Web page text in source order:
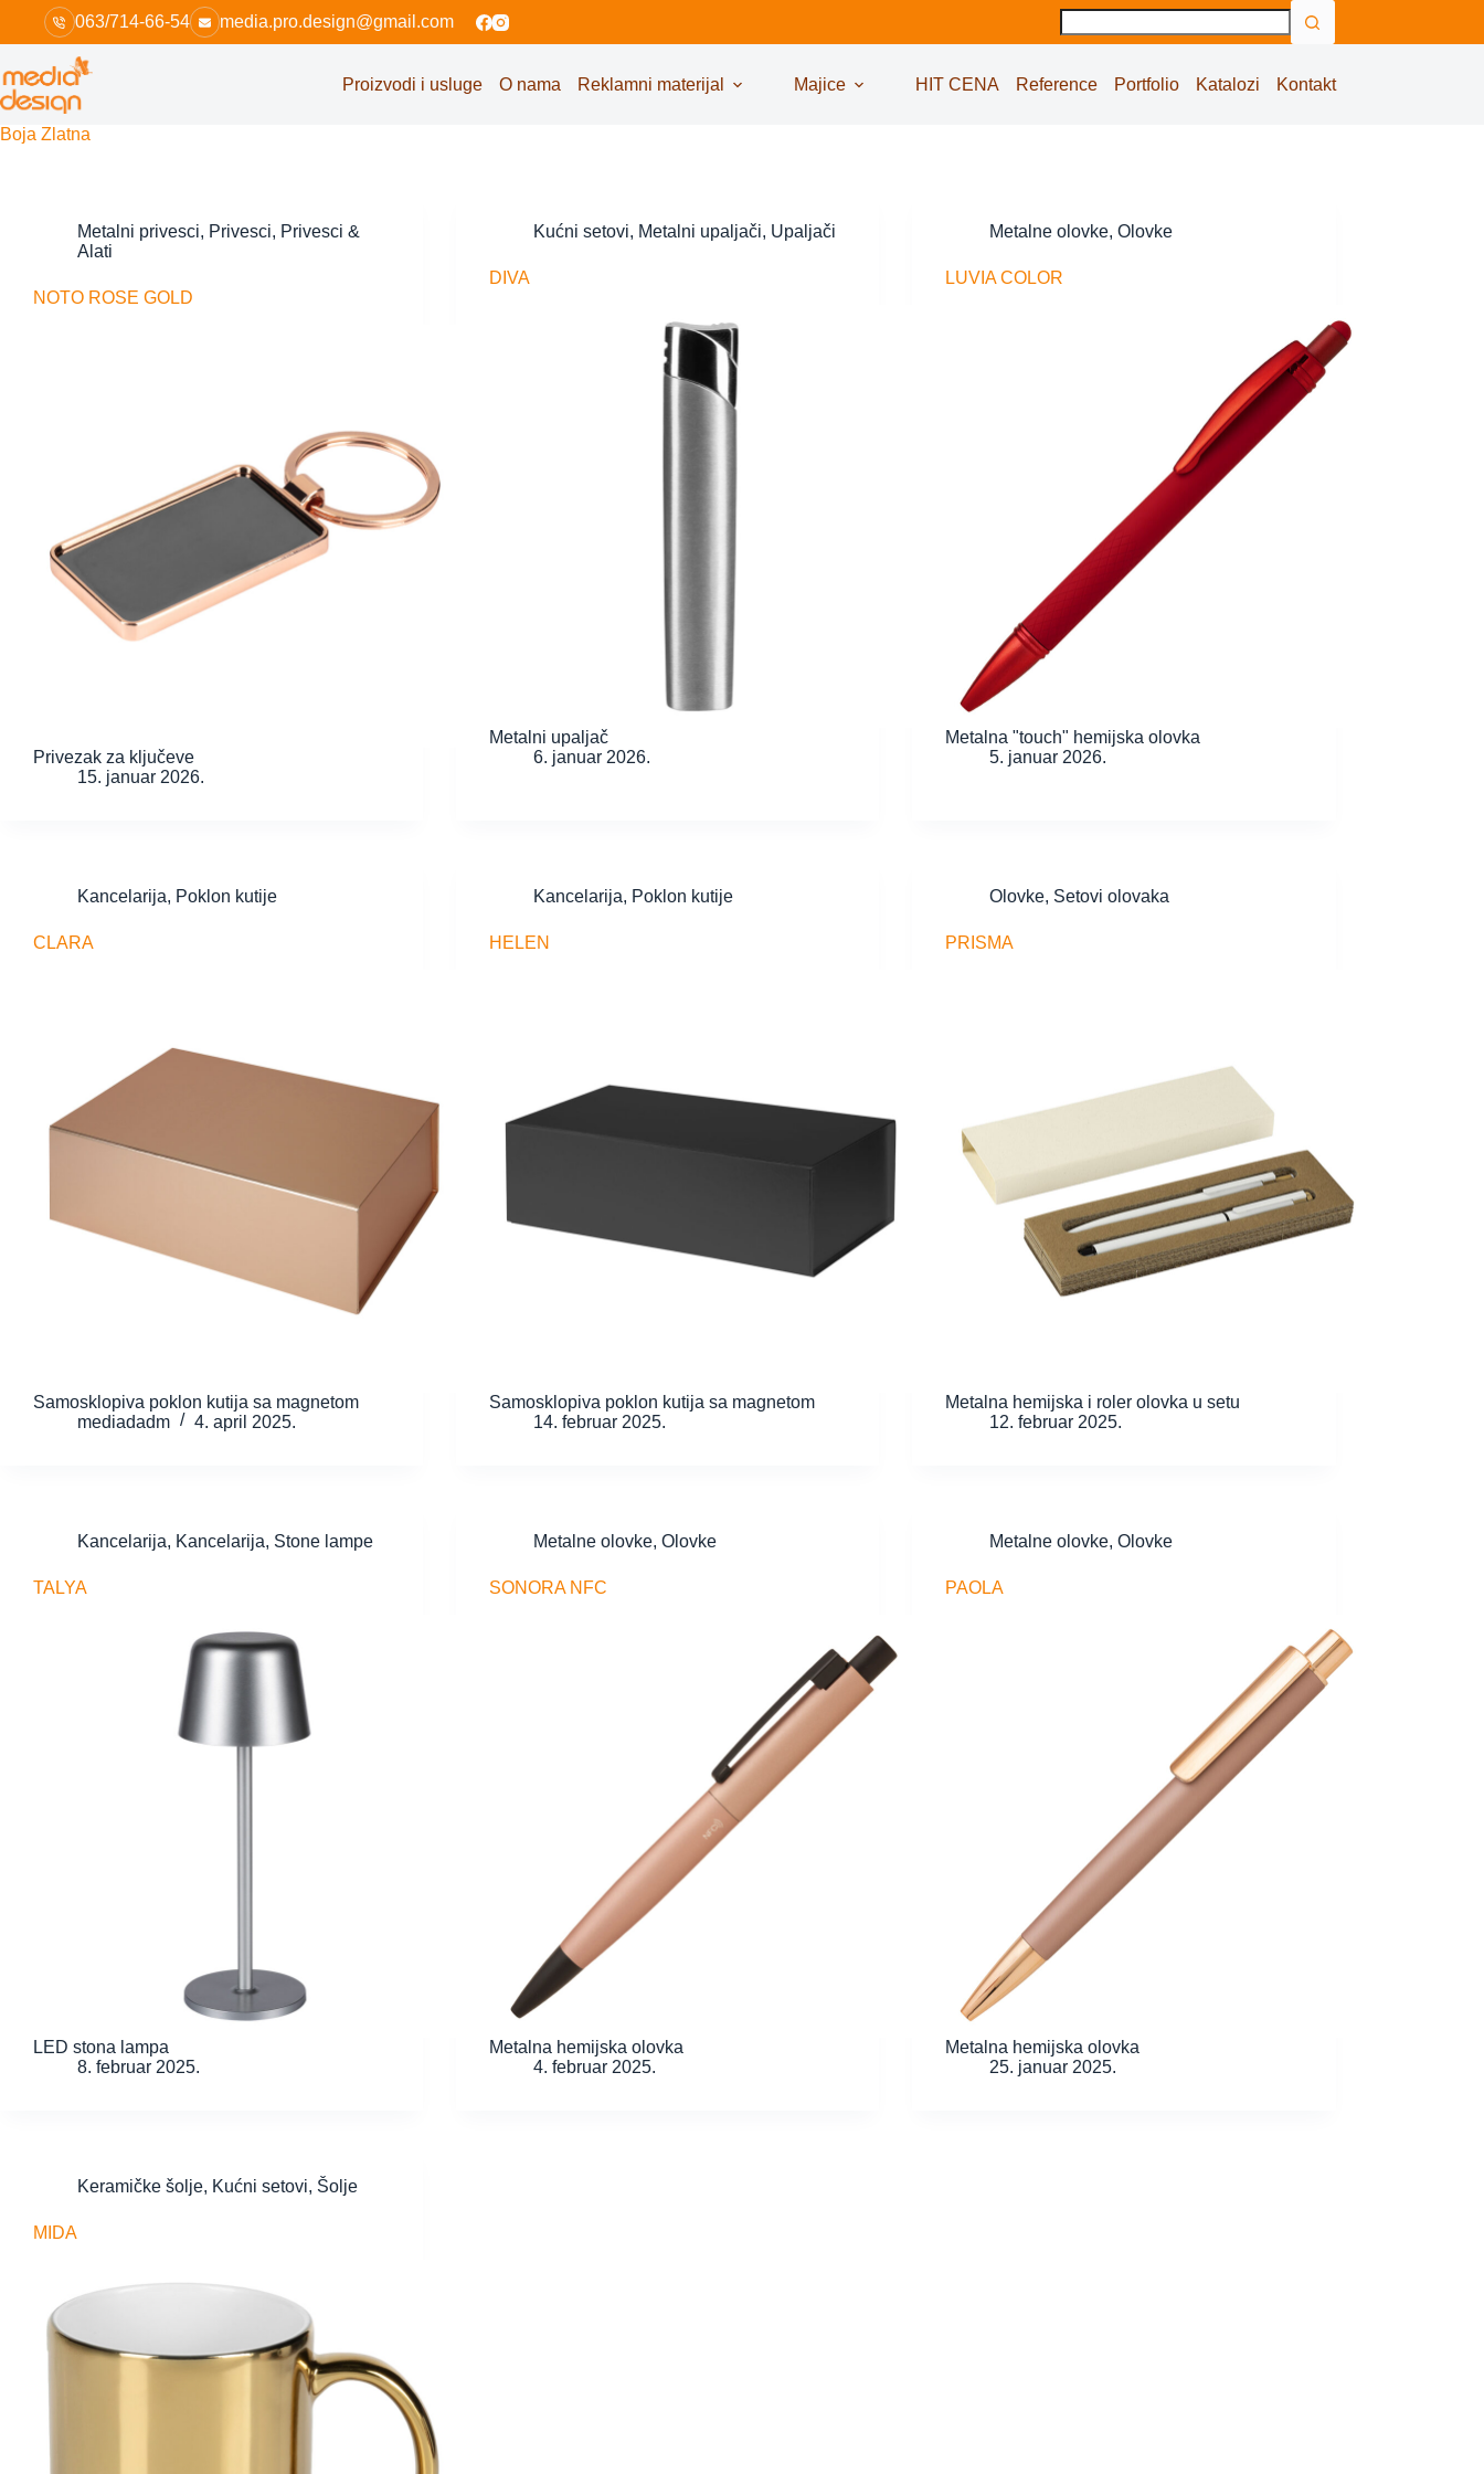
content
063/714-66-54
media.pro.design@gmail.com
Proizvodi i usluge O nama Reklamni materijal Majice HIT CENA Reference Portfolio Katalozi Kontakt
Boja Zlatna
Metalni privesci, Privesci, Privesci &
Alati
NOTO ROSE GOLD
Privezak za ključeve
15. januar 2026.
Kućni setovi, Metalni upaljači, Upaljači
DIVA
Metalni upaljač
6. januar 2026.
Metalne olovke,Olovke
LUVIA COLOR
Metalna "touch" hemijska olovka
5. januar 2026.
Kancelarija, Poklon kutije
CLARA
Samosklopiva poklon kutija sa magnetom
mediadadm
4. april 2025.
Kancelarija, Poklon kutije
HELEN
Samosklopiva poklon kutija sa magnetom
14. februar 2025.
Olovke, Setovi olovaka
PRISMA
Metalna hemijska i roler olovka u setu
12. februar 2025.
Kancelarija, Kancelarija, Stone lampe
TALYA
LED stona lampa
8. februar 2025.
Metalne olovke,Olovke
SONORA NFC
Metalna hemijska olovka
4. februar 2025.
Metalne olovke,Olovke
PAOLA
Metalna hemijska olovka
25. januar 2025.
Keramičke šolje, Kućni setovi, Šolje
MIDA